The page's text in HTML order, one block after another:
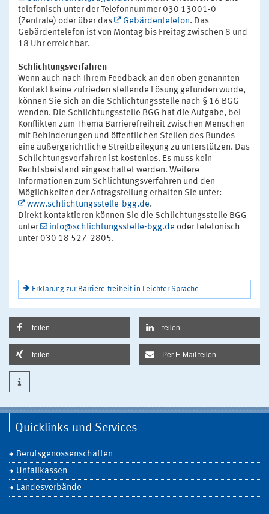
telefonisch unter der Telefonnummer 030 13001-0
(Zentrale) oder über das
Gebärdentelefon. Das
Gebärdentelefon ist von Montag bis Freitag zwischen 8 und
18 Uhr erreichbar.
Schlichtungsverfahren
Wenn auch nach Ihrem Feedback an den oben genannten
Kontakt keine zufrieden stellende Lösung gefunden wurde,
können Sie sich an die Schlichtungsstelle nach § 16 BGG
wenden. Die Schlichtungsstelle BGG hat die Aufgabe, bei
Konflikten zum Thema Barrierefreiheit zwischen Menschen
mit Behinderungen und öffentlichen Stellen des Bundes
eine außergerichtliche Streitbeilegung zu unterstützen. Das
Schlichtungsverfahren ist kostenlos. Es muss kein
Rechtsbeistand eingeschaltet werden. Weitere
Informationen zum Schlichtungsverfahren und den
Möglichkeiten der Antragstellung erhalten Sie unter:
www.schlichtungsstelle-bgg.de.
Direkt kontaktieren können Sie die Schlichtungsstelle BGG
unter
info@schlichtungsstelle-bgg.de oder telefonisch
unter 030 18 527-2805.
Erklärung zur Barriere-freiheit in Leichter Sprache
teilen teilen
teilen Per E-Mail teilen
Quicklinks und Services
Berufsgenossenschaften
Unfallkassen
Landesverbände